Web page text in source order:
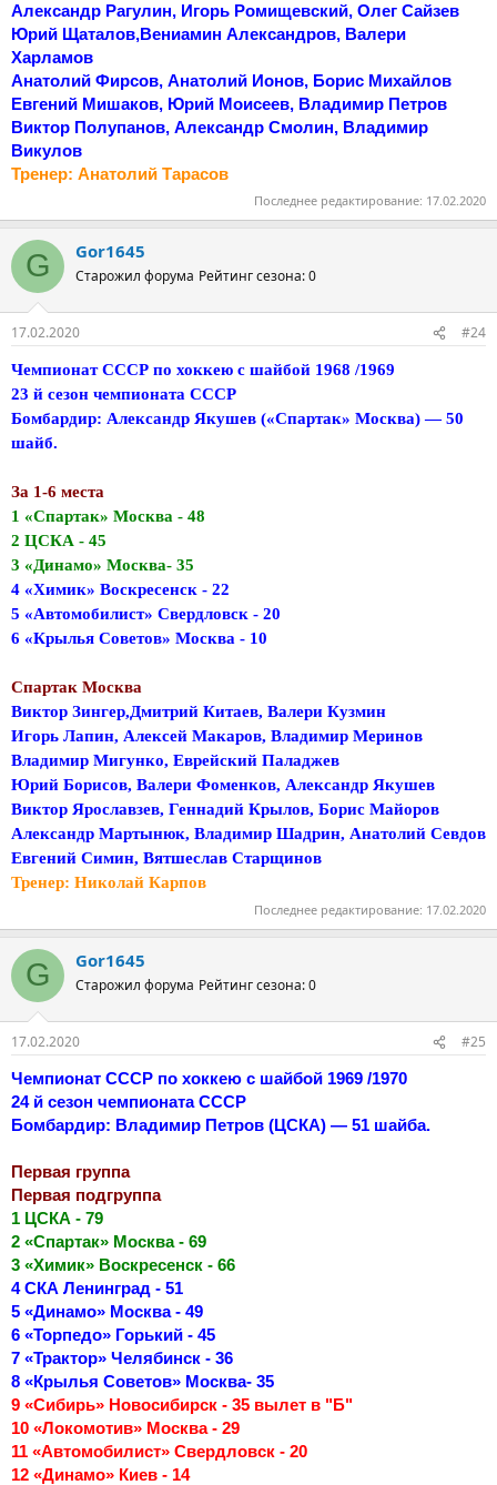
Александр Рагулин, Игорь Ромищевский, Олег Сайзев
Юрий Щаталов,Вениамин Александров, Валери
Харламов
Анатолий Фирсов, Анатолий Ионов, Борис Михайлов
Евгений Мишаков, Юрий Моисеев, Владимир Петров
Виктор Полупанов, Александр Смолин, Владимир
Викулов
Тренер: Анатолий Тарасов
Последнее редактирование: 17.02.2020
G Gor1645
Старожил форума Рейтинг сезона: 0
17.02.2020 #24
Чемпионат СССР по хоккею с шайбой 1968 /1969
23 й сезон чемпионата СССР
Бомбардир: Александр Якушев («Спартак» Москва) — 50
шайб.
За 1-6 места
1 «Спартак» Москва - 48
2 ЦСКА - 45
3 «Динамо» Москва- 35
4 «Химик» Воскресенск - 22
5 «Автомобилист» Свердловск - 20
6 «Крылья Советов» Москва - 10
Спартак Москва
Виктор Зингер,Дмитрий Китаев, Валери Кузмин
Игорь Лапин, Алексей Макаров, Владимир Меринов
Владимир Мигунко, Еврейский Паладжев
Юрий Борисов, Валери Фоменков, Александр Якушев
Виктор Ярославзев, Геннадий Крылов, Борис Майоров
Александр Мартынюк, Владимир Шадрин, Анатолий Севдов
Евгений Симин, Вятшеслав Старщинов
Тренер: Николай Карпов
Последнее редактирование: 17.02.2020
G Gor1645
Старожил форума Рейтинг сезона: 0
17.02.2020
#25
Чемпионат СССР по хоккею с шайбой 1969 /1970
24 й сезон чемпионата СССР
Бомбардир: Владимир Петров (ЦСКА) — 51 шайба.
Первая группа
Первая подгруппа
1 ЦСКА - 79
2 «Спартак» Москва - 69
3 «Химик» Воскресенск - 66
4 СКА Ленинград - 51
5 «Динамо» Москва - 49
6 «Торпедо» Горький - 45
7 «Трактор» Челябинск - 36
8 «Крылья Советов» Москва- 35
9 «Сибирь» Новосибирск - 35 вылет в "Б"
10 «Локомотив» Москва - 29
11 «Автомобилист» Свердловск - 20
12 «Динамо» Киев - 14